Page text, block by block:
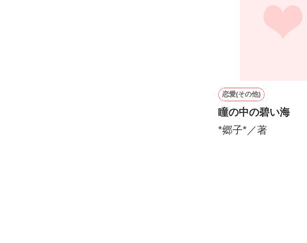
『"愛してるよ"』
感動のラスト──
恋愛(その他)
瞳の中の碧い海
*郷子*／著